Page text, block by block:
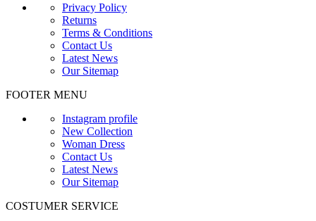
Privacy Policy
Returns
Terms & Conditions
Contact Us
Latest News
Our Sitemap
FOOTER MENU
Instagram profile
New Collection
Woman Dress
Contact Us
Latest News
Our Sitemap
COSTUMER SERVICE